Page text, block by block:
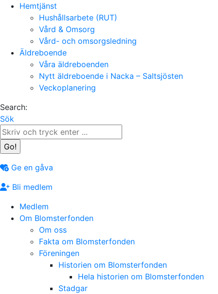
Hemtjänst
Hushållsarbete (RUT)
Vård & Omsorg
Vård- och omsorgsledning
Äldreboende
Våra äldreboenden
Nytt äldreboende i Nacka – Saltsjösten
Veckoplanering
Search:
Sök
Ge en gåva
Bli medlem
Medlem
Om Blomsterfonden
Om oss
Fakta om Blomsterfonden
Föreningen
Historien om Blomsterfonden
Hela historien om Blomsterfonden
Stadgar